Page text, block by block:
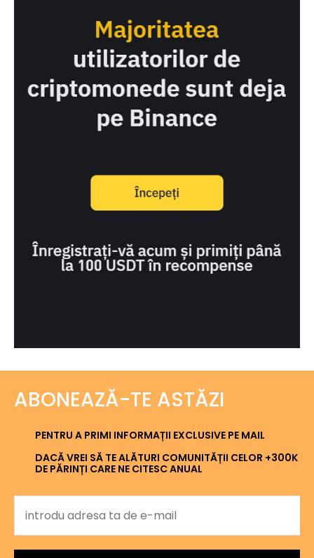
ABONEAZĂ-TE ASTĂZI
PENTRU A PRIMI INFORMAȚII EXCLUSIVE PE MAIL
DACĂ VREI SĂ TE ALĂTURI COMUNITĂȚII CELOR +300K
DE PĂRINȚI CARE NE CITESC ANUAL